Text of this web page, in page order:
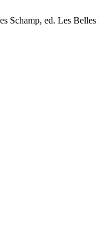
ed. Les